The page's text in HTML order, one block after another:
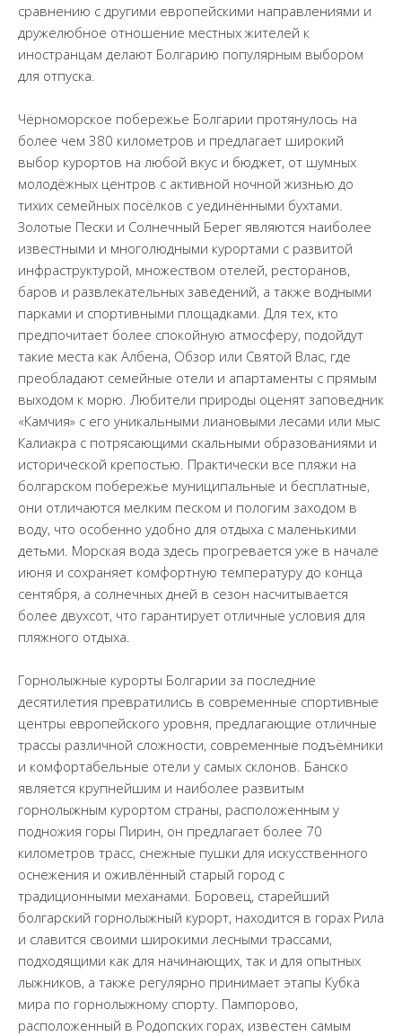
сравнению с другими европейскими направлениями и
дружелюбное отношение местных жителей к
иностранцам делают Болгарию популярным выбором
для отпуска.
Чёрноморское побережье Болгарии протянулось на
более чем 380 километров и предлагает широкий
выбор курортов на любой вкус и бюджет, от шумных
молодёжных центров с активной ночной жизнью до
тихих семейных посёлков с уединёнными бухтами.
Золотые Пески и Солнечный Берег являются наиболее
известными и многолюдными курортами с развитой
инфраструктурой, множеством отелей, ресторанов,
баров и развлекательных заведений, а также водными
парками и спортивными площадками. Для тех, кто
предпочитает более спокойную атмосферу, подойдут
такие места как Албена, Обзор или Святой Влас, где
преобладают семейные отели и апартаменты с прямым
выходом к морю. Любители природы оценят заповедник
«Камчия» с его уникальными лиановыми лесами или мыс
Калиакра с потрясающими скальными образованиями и
исторической крепостью. Практически все пляжи на
болгарском побережье муниципальные и бесплатные,
они отличаются мелким песком и пологим заходом в
воду, что особенно удобно для отдыха с маленькими
детьми. Морская вода здесь прогревается уже в начале
июня и сохраняет комфортную температуру до конца
сентября, а солнечных дней в сезон насчитывается
более двухсот, что гарантирует отличные условия для
пляжного отдыха.
Горнолыжные курорты Болгарии за последние
десятилетия превратились в современные спортивные
центры европейского уровня, предлагающие отличные
трассы различной сложности, современные подъёмники
и комфортабельные отели у самых склонов. Банско
является крупнейшим и наиболее развитым
горнолыжным курортом страны, расположенным у
подножия горы Пирин, он предлагает более 70
километров трасс, снежные пушки для искусственного
оснежения и оживлённый старый город с
традиционными механами. Боровец, старейший
болгарский горнолыжный курорт, находится в горах Рила
и славится своими широкими лесными трассами,
подходящими как для начинающих, так и для опытных
лыжников, а также регулярно принимает этапы Кубка
мира по горнолыжному спорту. Пампорово,
расположенный в Родопских горах, известен самым